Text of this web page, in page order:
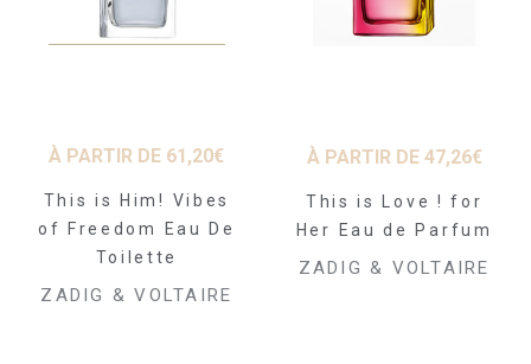
À PARTIR DE 61,20€
This is Him! Vibes
of Freedom Eau De
Toilette
ZADIG & VOLTAIRE
À PARTIR DE 47,26€
This is Love ! for
Her Eau de Parfum
ZADIG & VOLTAIRE